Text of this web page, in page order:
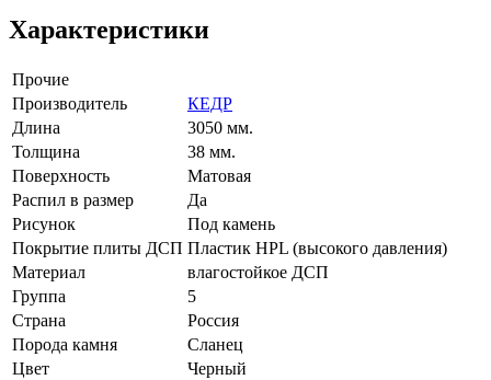
Характеристики
Прочие
Производитель
КЕДР
Длина
3050 мм.
Толщина
38 мм.
Поверхность
Матовая
Распил в размер
Да
Рисунок
Под камень
Покрытие плиты ДСП Пластик HPL (высокого давления)
Материал
влагостойкое ДСП
Группа
5
Страна
Россия
Порода камня
Сланец
Цвет
Черный